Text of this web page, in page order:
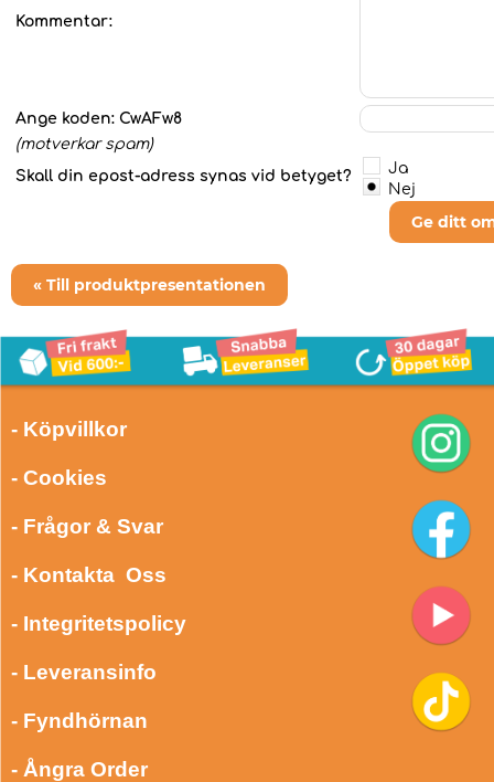
Kommentar:
Ange koden: CwAFw8
(motverkar spam)
Skall din epost-adress synas vid betyget?
Ja
Nej
Ge ditt
« Till produktpresentationen
- Köpvillkor
- Cookies
- Frågor & Svar
- Kontakta Oss
- Integritetspolicy
- Leveransinfo
- Fyndhörnan
- Ångra Order